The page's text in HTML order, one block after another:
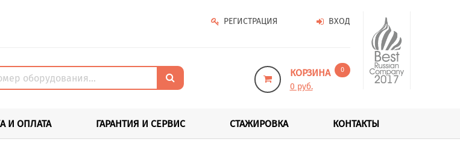
ВХОД
РЕГИСТРАЦИЯ
КОРЗИНА 0
0 руб.
И ОПЛАТА ГАРАНТИЯ И СЕРВИС СТАЖИРОВКА КОНТАКТЫ